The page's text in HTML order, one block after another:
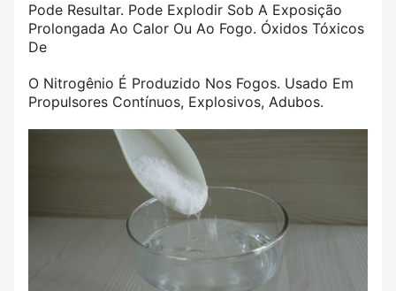
Pode Resultar. Pode Explodir Sob A Exposição
Prolongada Ao Calor Ou Ao Fogo. Óxidos Tóxicos
De
O Nitrogênio É Produzido Nos Fogos. Usado Em
Propulsores Contínuos, Explosivos, Adubos.